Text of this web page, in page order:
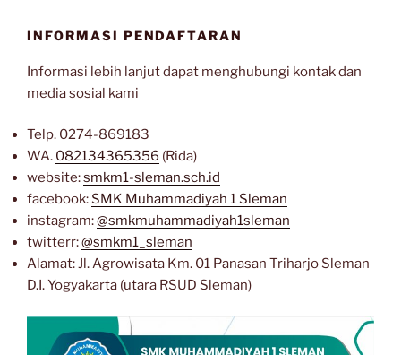
INFORMASI PENDAFTARAN
Informasi lebih lanjut dapat menghubungi kontak dan
media sosial kami
Telp. 0274-869183
WA. 082134365356 (Rida)
website:smkm1-sleman.sch.id
facebook: SMK Muhammadiyah 1 Sleman
instagram:@smkmuhammadiyah1sleman
twitterr:@smkm1_sleman
Alamat: Jl. Agrowisata Km. 01 Panasan Triharjo Sleman
D.I. Yogyakarta (utara RSUD Sleman)